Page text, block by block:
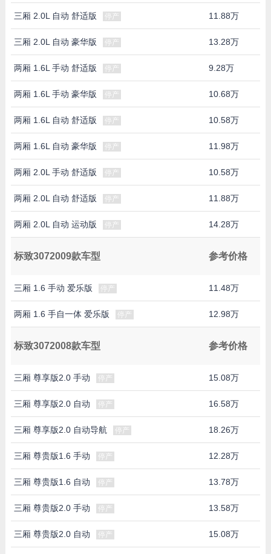
三厢 2.0L 自动 舒适版 停产 11.88万
三厢 2.0L 自动 豪华版 停产 13.28万
两厢 1.6L 手动 舒适版 停产 9.28万
两厢 1.6L 手动 豪华版 停产 10.68万
两厢 1.6L 自动 舒适版 停产 10.58万
两厢 1.6L 自动 豪华版 停产 11.98万
两厢 2.0L 手动 舒适版 停产 10.58万
两厢 2.0L 自动 舒适版 停产 11.88万
两厢 2.0L 自动 运动版 停产 14.28万
标致3072009款车型 参考价格
三厢 1.6 手动 爱乐版 停产 11.48万
两厢 1.6 手自一体 爱乐版 停产 12.98万
标致3072008款车型 参考价格
三厢 尊享版2.0 手动 停产 15.08万
三厢 尊享版2.0 自动 停产 16.58万
三厢 尊享版2.0 自动导航 停产 18.26万
三厢 尊贵版1.6 手动 停产 12.28万
三厢 尊贵版1.6 自动 停产 13.78万
三厢 尊贵版2.0 手动 停产 13.58万
三厢 尊贵版2.0 自动 停产 15.08万